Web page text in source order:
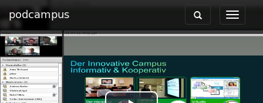
podcampus
Toggle
Toggle
navigation